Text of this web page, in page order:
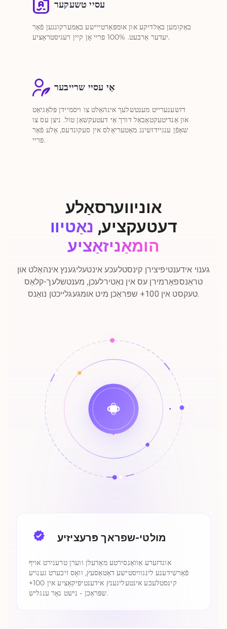
עסיי טשעקער
באַקומען באַלדיקע און אומפּאַרטייישע באַמערקונגען פֿאַר
יעדער אַרבעט. 100% פריי אָן קיין רעגיסטראַציע.
אַי עסיי שרייבער
דזשענערייט מענטשלעך אינהאַלט צו ויסמיידן פּלאַגיאַט
און אַנדיטעקטאַבאַל דורך אַי דעטעקשאַן טול. ניצן עס צו
שאַפֿן ענגיידזשינג מאַטעריאַלס אין סעקונדעס, אַלע פֿאַר
פריי.
אוניווערסאַלע
דעטעקציע, נאַטיוו
הומאַניזאַציע
גענוי אידענטיפיצירן קינסטלעכע אינטעליגענץ אינהאַלט און
טראַנספאָרמירן עס אין נאַטירלעכן, מענטשלעך-קלאַס
טעקסט אין 100+ שפּראַכן מיט אומגעגלייכטן נואַנס.
מולטי-שפראך פּרעציזיע
אונדזערע אַוואַנסירטע מאָדעלן ווערן טרענירט אויף
פֿאַרשידענע לינגוויסטישע דאַטאַסעץ, וואָס זיכערט גענויע
קינסטלעכע אינטעליגענץ אידענטיפיקאַציע אין 100+
שפּראַכן - נישט נאָר ענגליש.